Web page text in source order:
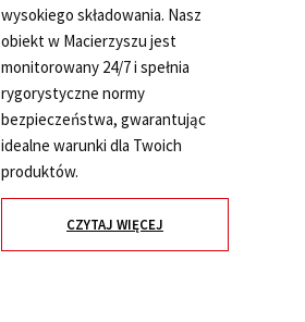
wysokiego składowania. Nasz
obiekt w Macierzyszu jest
monitorowany 24/7 i spełnia
rygorystyczne normy
bezpieczeństwa, gwarantując
idealne warunki dla Twoich
produktów.
CZYTAJ WIĘCEJ